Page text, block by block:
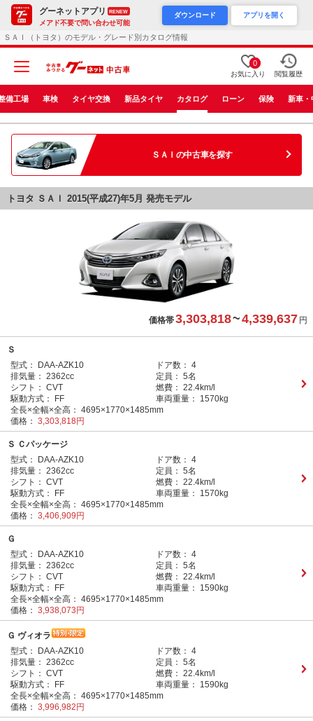
グーネットアプリ RENEW
メアド不要で問い合わせ可能
ダウンロード アプリを開く
ＳＡＩ（トヨタ）のモデル・グレード別カタログ情報
0
お気に入り 閲覧履歴
備工場 車検 タイヤ交換 新品タイヤ カタログ ローン 保険 新車・
ＳＡＩ の中古車を探す
トヨタ ＳＡＩ 2015(平成27)年5月 発売モデル
価格帯3,303,818~4,339,637 円
Ｓ
型式：
DAA-AZK10 ドア数： 4
排気量： 2362cc 定員： 5名
シフト： CVT 燃費： 22.4km/l
駆動方式：
FF 車両重量：
1570kg
全長×全幅×全高： 4695×1770×1485mm
価格： 3,303,818円
Ｓ Ｃパッケージ
型式：
DAA-AZK10 ドア数： 4
排気量： 2362cc 定員： 5名
シフト： CVT 燃費： 22.4km/l
駆動方式：
FF 車両重量：
1570kg
全長×全幅×全高： 4695×1770×1485mm
価格： 3,406,909円
Ｇ
型式：
DAA-AZK10 ドア数： 4
排気量： 2362cc 定員： 5名
シフト： CVT 燃費： 22.4km/l
駆動方式：
FF 車両重量：
1590kg
全長×全幅×全高： 4695×1770×1485mm
価格： 3,938,073円
Ｇ ヴィオラ
型式：
DAA-AZK10 ドア数： 4
排気量： 2362cc 定員： 5名
シフト： CVT 燃費： 22.4km/l
駆動方式：
FF 車両重量：
1590kg
全長×全幅×全高： 4695×1770×1485mm
価格： 3,996,982円